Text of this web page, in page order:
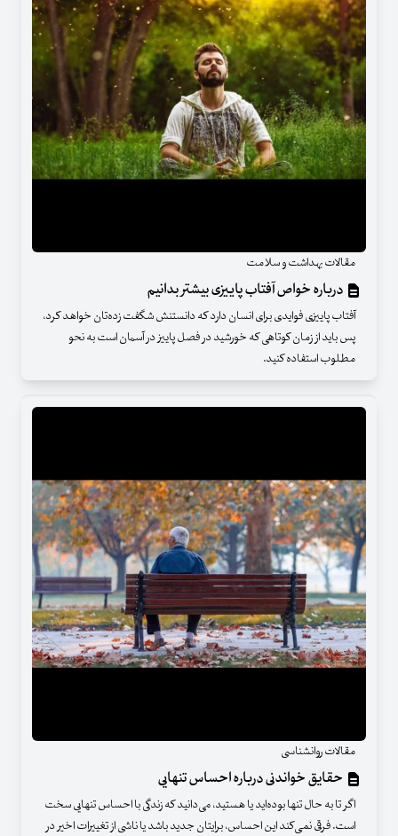
مقالات بهداشت و سلامت
درباره خواص آفتاب پاییزی بیشتر بدانیم
آفتاب پاییزی فوایدی برای انسان دارد که دانستنش شگفت زده‌تان خواهد کرد،
پس باید از زمان کوتاهی که خورشید در فصل پاییز در آسمان است به نحو
مطلوب استفاده کنید.
مقالات روانشناسی
حقایق خواندنی درباره احساس تنهایی
اگر تا به حال تنها بوده‌اید یا هستید، می‌دانید که زندگی با احساس تنهایی سخت
است. فرقی نمی‌کند این احساس، برایتان جدید باشد یا ناشی از تغییرات اخیر در